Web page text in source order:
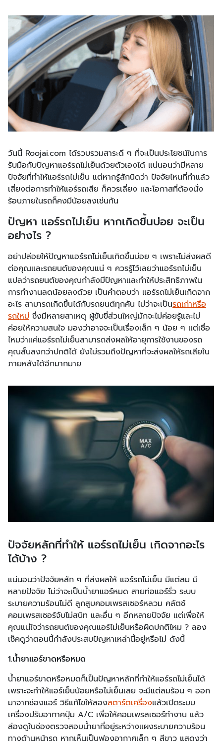
วันนี้ Roojai.com ได้รวบรวมสาระดี ๆ ที่จะเป็นประโยชน์ในการ
รับมือกับปัญหาแอร์รถไม่เย็นด้วยตัวเองได้ แน่นอนว่ามีหลาย
ปัจจัยที่ทำให้แอร์รถไม่เย็น แต่หากรู้สักนิดว่า ปัจจัยไหนที่ทำแล้ว
เสี่ยงต่อการทำให้แอร์รถเสีย ก็ควรเลี่ยง และโอกาสที่ต้องนั่ง
ร้อนภายในรถก็คงมีน้อยลงเช่นกัน
ปัญหา แอร์รถไม่เย็น หากเกิดขึ้นบ่อย จะเป็น
อย่างไร ?
อย่าปล่อยให้ปัญหาแอร์รถไม่เย็นเกิดขึ้นบ่อย ๆ เพราะไม่ส่งผลดี
ต่อคุณและรถยนต์ของคุณแน่ ๆ ควรรู้ไว้เลยว่าแอร์รถไม่เย็น
แปลว่ารถยนต์ของคุณกำลังมีปัญหาและทำให้ประสิทธิภาพใน
การทำงานลดน้อยลงด้วย เป็นคำตอบว่า แอร์รถไม่เย็นเกิดจาก
อะไร สามารถเกิดขึ้นได้กับรถยนต์ทุกคัน ไม่ว่าจะเป็นรถเก่าหรือ
รถใหม่ ซึ่งมีหลายสาเหตุ ผู้ขับขี่ส่วนใหญ่มักจะไม่ค่อยรู้และไม่
ค่อยให้ความสนใจ มองว่าอาจจะเป็นเรื่องเล็ก ๆ น้อย ๆ แต่เชื่อ
ไหมว่าแค่แอร์รถไม่เย็นสามารถส่งผลให้อายุการใช้งานของรถ
คุณสั้นลงกว่าปกติได้ ยังไม่รวมถึงปัญหาที่จะส่งผลให้รถเสียใน
ภายหลังได้อีกมากมาย
ปัจจัยหลักที่ทำให้ แอร์รถไม่เย็น เกิดจากอะไร
ได้บ้าง ?
แน่นอนว่าปัจจัยหลัก ๆ ที่ส่งผลให้ แอร์รถไม่เย็น มีแต่ลม มี
หลายปัจจัย ไม่ว่าจะเป็นน้ำยาแอร์หมด สายท่อแอร์รั่ว ระบบ
ระบายความร้อนไม่ดี ลูกสูบคอมเพรสเซอร์หลวม คลัตช์
คอมเพรสเซอร์จับไม่สนิท และอื่น ๆ อีกหลายปัจจัย แต่เพื่อให้
คุณแน่ใจว่ารถยนต์ของคุณแอร์ไม่เย็นหรือผิดปกติไหม ? ลอง
เช็คดูว่าตอนนี้กำลังประสบปัญหาเหล่านี้อยู่หรือไม่ ดังนี้
1.น้ำยาแอร์ขาดหรือหมด
น้ำยาแอร์ขาดหรือหมดก็เป็นปัญหาหลักที่ทำให้แอร์รถไม่เย็นได้
เพราะจะทำให้แอร์เย็นน้อยหรือไม่เย็นเลย จะมีแต่ลมร้อน ๆ ออก
มาจากช่องแอร์ วิธีแก้ไขให้ลองสตาร์ตเครื่องแล้วเปิดระบบ
เครื่องปรับอากาศปุ่ม A/C เพื่อให้คอมเพรสเซอร์ทำงาน แล้ว
ส่องดูในช่องตรวจสอบน้ำยาที่อยู่ระหว่างแผงระบายความร้อน
ทางด้านหน้ารถ หากเห็นเป็นฟองอากาศเล็ก ๆ สีขาว แสดงว่า